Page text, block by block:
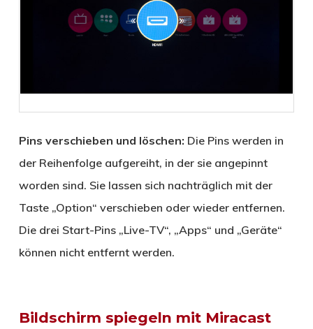
Pins verschieben und löschen: Die Pins werden in
der Reihenfolge aufgereiht, in der sie angepinnt
worden sind. Sie lassen sich nachträglich mit der
Taste „Option“ verschieben oder wieder entfernen.
Die drei Start-Pins „Live-TV“, „Apps“ und „Geräte“
können nicht entfernt werden.
Bildschirm spiegeln mit Miracast